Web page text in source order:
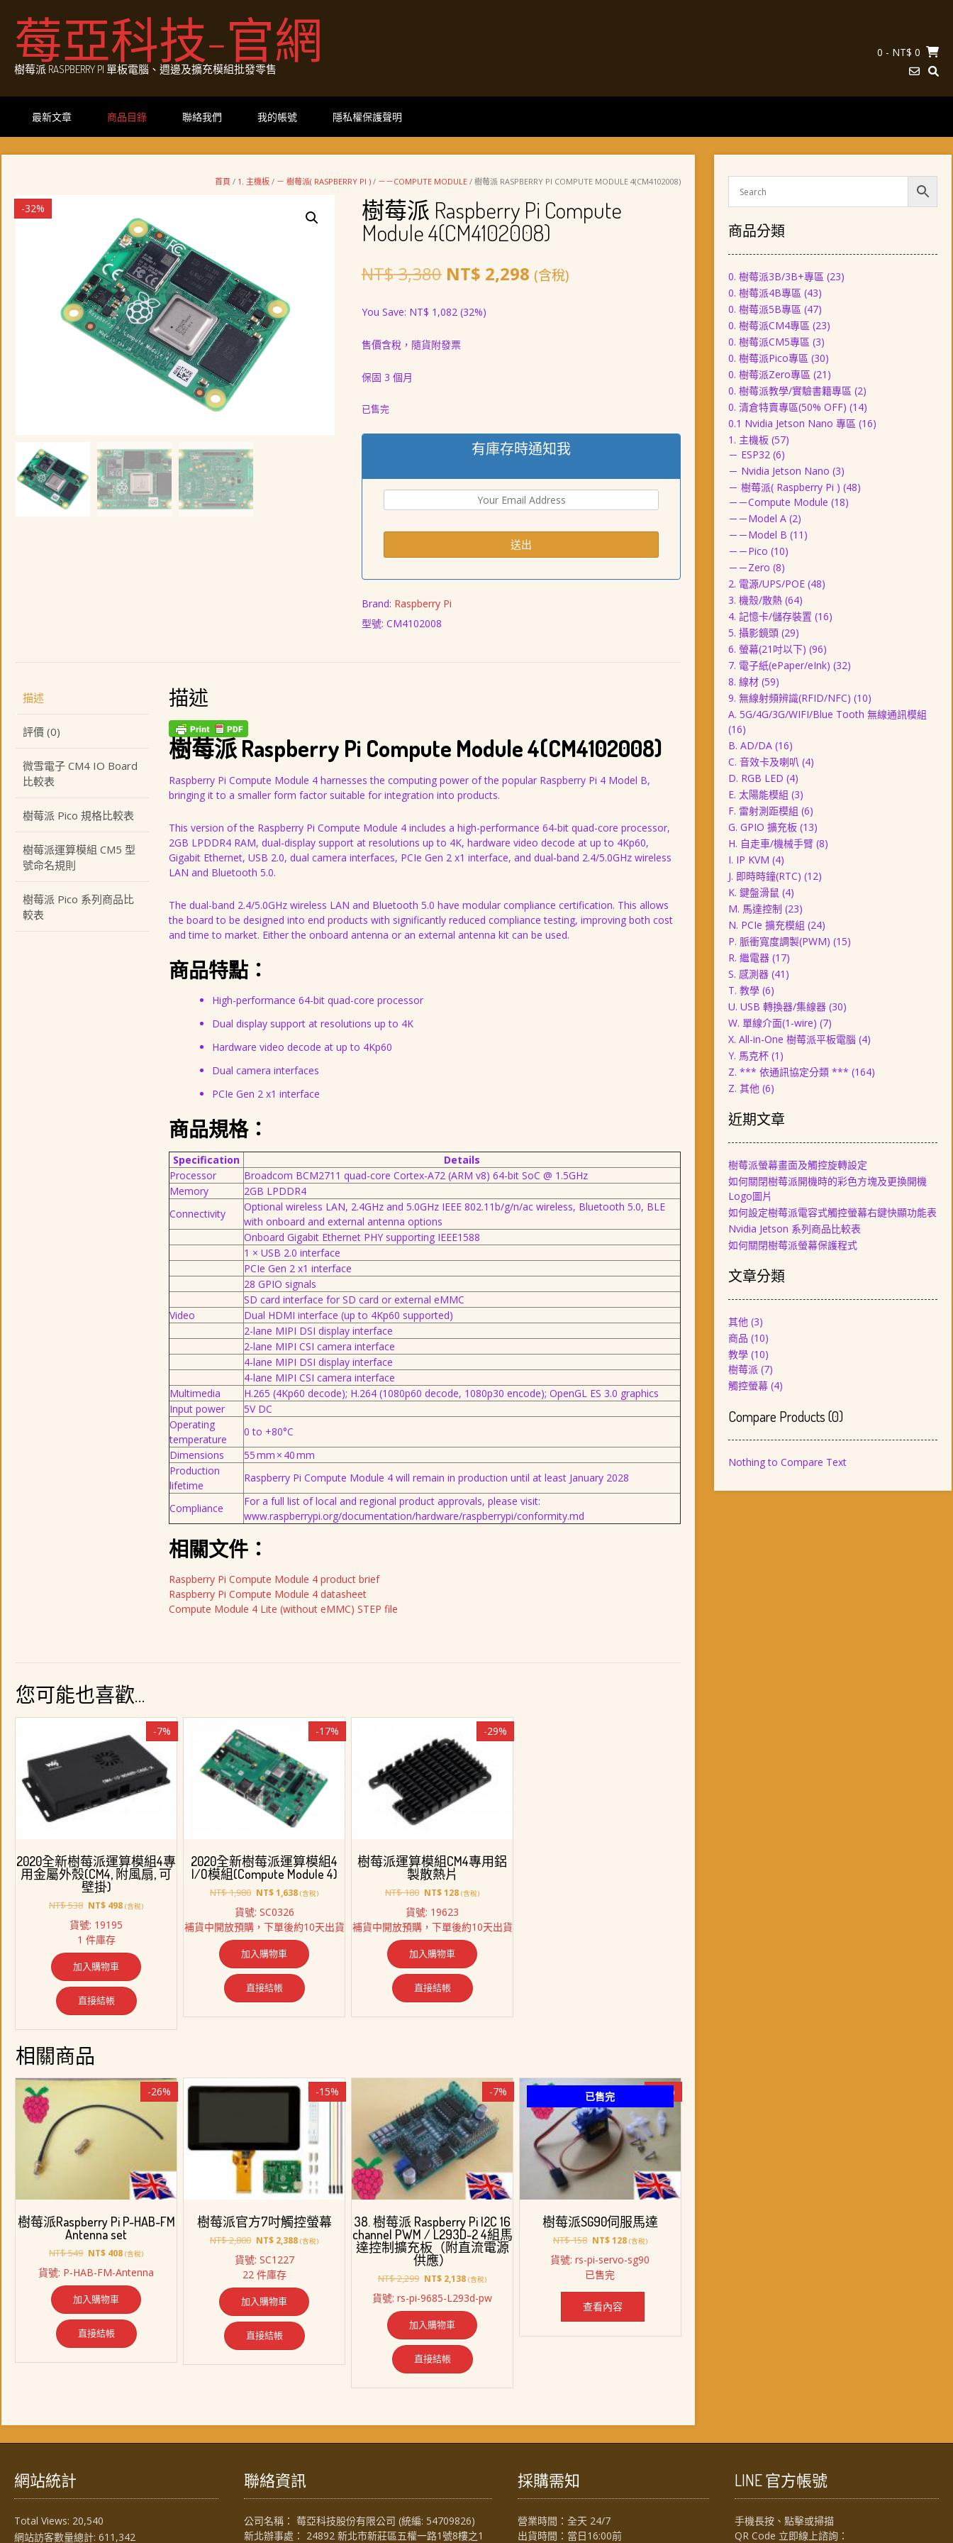
content莓亞科技-官網
樹莓派 RASPBERRY PI 單板電腦、週邊及擴充模組批發零售
0 - NT$ 0
最新文章 商品目錄 聯絡我們 我的帳號 隱私權保護聲明
首頁 / 1. 主機板 / － 樹莓派( RASPBERRY PI ) / －－COMPUTE MODULE / 樹莓派 RASPBERRY PI COMPUTE MODULE 4(CM4102008)
-32% 樹莓派 Raspberry Pi Compute
Module 4(CM4102008)
NT$3,380 原
價
格：
NT$ 2,298目
(含稅)
You Save: NT$ 1,082(32%)
售價含稅，隨貨附發票
保固 3 個月
已售完
有庫存時通知我
Brand: Raspberry Pi
型號: CM4102008
描述
評價 (0)
微雪電子 CM4 IO Board
比較表
樹莓派 Pico 規格比較表
樹莓派運算模組 CM5 型
號命名規則
樹莓派 Pico 系列商品比
較表
描述
樹莓派 Raspberry Pi Compute Module 4(CM4102008)
Raspberry Pi Compute Module 4 harnesses the computing power of the popular Raspberry Pi 4 Model B,
bringing it to a smaller form factor suitable for integration into products.
This version of the Raspberry Pi Compute Module 4 includes a high-performance 64-bit quad-core processor,
2GB LPDDR4 RAM, dual-display support at resolutions up to 4K, hardware video decode at up to 4Kp60,
Gigabit Ethernet, USB 2.0, dual camera interfaces, PCIe Gen 2 x1 interface, and dual-band 2.4/5.0GHz wireless
LAN and Bluetooth 5.0.
The dual-band 2.4/5.0GHz wireless LAN and Bluetooth 5.0 have modular compliance certification. This allows
the board to be designed into end products with significantly reduced compliance testing, improving both cost
and time to market. Either the onboard antenna or an external antenna kit can be used.
商品特點：
High-performance 64-bit quad-core processor
Dual display support at resolutions up to 4K
Hardware video decode at up to 4Kp60
Dual camera interfaces
PCIe Gen 2 x1 interface
商品規格：
Specification
Details
Processor
Broadcom BCM2711 quad-core Cortex-A72 (ARM v8) 64-bit SoC @ 1.5GHz
Memory
2GB LPDDR4
Connectivity
Optional wireless LAN, 2.4GHz and 5.0GHz IEEE 802.11b/g/n/ac wireless, Bluetooth 5.0, BLE
with onboard and external antenna options
Onboard Gigabit Ethernet PHY supporting IEEE1588
1 × USB 2.0 interface
PCIe Gen 2 x1 interface
28 GPIO signals
SD card interface for SD card or external eMMC
Video
Dual HDMI interface (up to 4Kp60 supported)
2-lane MIPI DSI display interface
2-lane MIPI CSI camera interface
4-lane MIPI DSI display interface
4-lane MIPI CSI camera interface
Multimedia
H.265 (4Kp60 decode); H.264 (1080p60 decode, 1080p30 encode); OpenGL ES 3.0 graphics
Input power
5V DC
Operating
temperature
0 to +80°C
Dimensions
55 mm × 40 mm
Production
lifetime
Raspberry Pi Compute Module 4 will remain in production until at least January 2028
Compliance
For a full list of local and regional product approvals, please visit:
www.raspberrypi.org/documentation/hardware/raspberrypi/conformity.md
相關文件：
Raspberry Pi Compute Module 4 product brief
Raspberry Pi Compute Module 4 datasheet
Compute Module 4 Lite (without eMMC) STEP file
您可能也喜歡…
-7%
2020全新樹莓派運算模組4專
用金屬外殼(CM4, 附風扇, 可
壁掛)
NT$538 原
價
格：
NT$ 538。
NT$ 498目
NT$ 498。
(含稅)
貨號: 19195
1 件庫存
加入購物車
直接結帳
-17%
2020全新樹莓派運算模組4
I/O模組(Compute Module 4)
NT$1,980 原
價
格：
NT$ 1,980。
NT$1,638目
格：
NT$ 1,638。
(含稅)
貨號: SC0326
補貨中開放預購，下單後約10天出貨
加入購物車
直接結帳
-29%
樹莓派運算模組CM4專用鋁
製散熱片
NT$180 原
價
格：
NT$ 180。
NT$128目
格：
NT$ 128。
(含稅)
貨號: 19623
補貨中開放預購，下單後約10天出貨
加入購物車
直接結帳
相關商品
-26%
樹莓派Raspberry Pi P-HAB-FM
Antenna set
NT$549 原
價
NT$ 549。
NT$ 408目
價
格：
NT$ 408。
(含稅)
貨號: P-HAB-FM-Antenna
加入購物車
直接結帳
-15%
樹莓派官方7吋觸控螢幕
NT$2,800 原
價
格：
NT$ 2,800。
NT$ 2,388目
NT$ 2,388。
(含稅)
貨號: SC1227
22 件庫存
加入購物車
直接結帳
-7%
38. 樹莓派 Raspberry Pi I2C 16
channel PWM / L293D-2 4組馬
達控制擴充板（附直流電源
供應）
NT$2,299 原
價
NT$ 2,299。
NT$ 2,138目
價
格：
NT$ 2,138。
(含稅)
貨號: rs-pi-9685-L293d-pw
加入購物車
直接結帳
已售完 -19%
樹莓派SG90伺服馬達
NT$158 原
價
格：
NT$ 158。
NT$128目
價
NT$ 128。
(含稅)
貨號: rs-pi-servo-sg90
已售完
查看內容
商品分類
0. 樹莓派3B/3B+專區 (23)
0. 樹莓派4B專區 (43)
0. 樹莓派5B專區 (47)
0. 樹莓派CM4專區 (23)
0. 樹莓派CM5專區 (3)
0. 樹莓派Pico專區 (30)
0. 樹莓派Zero專區 (21)
0. 樹莓派教學/實驗書籍專區 (2)
0. 清倉特賣專區(50% OFF) (14)
0.1 Nvidia Jetson Nano 專區 (16)
1. 主機板 (57)
－ ESP32 (6)
－ Nvidia Jetson Nano (3)
－ 樹莓派( Raspberry Pi ) (48)
－－Compute Module (18)
－－Model A (2)
－－Model B (11)
－－Pico (10)
－－Zero (8)
2. 電源/UPS/POE (48)
3. 機殼/散熱 (64)
4. 記憶卡/儲存裝置 (16)
5. 攝影鏡頭 (29)
6. 螢幕(21吋以下) (96)
7. 電子紙(ePaper/eInk) (32)
8. 線材 (59)
9. 無線射頻辨識(RFID/NFC) (10)
A. 5G/4G/3G/WIFI/Blue Tooth 無線通訊模組
(16)
B. AD/DA (16)
C. 音效卡及喇叭 (4)
D. RGB LED (4)
E. 太陽能模組 (3)
F. 雷射測距模組 (6)
G. GPIO 擴充板 (13)
H. 自走車/機械手臂 (8)
I. IP KVM (4)
J. 即時時鐘(RTC) (12)
K. 鍵盤滑鼠 (4)
M. 馬達控制 (23)
N. PCIe 擴充模組 (24)
P. 脈衝寬度調製(PWM) (15)
R. 繼電器 (17)
S. 感測器 (41)
T. 教學 (6)
U. USB 轉換器/集線器 (30)
W. 單線介面(1-wire) (7)
X. All-in-One 樹莓派平板電腦 (4)
Y. 馬克杯 (1)
Z. *** 依通訊協定分類 *** (164)
Z. 其他 (6)
近期文章
樹莓派螢幕畫面及觸控旋轉設定
如何關閉樹莓派開機時的彩色方塊及更換開機
Logo圖片
如何設定樹莓派電容式觸控螢幕右鍵快顯功能表
Nvidia Jetson 系列商品比較表
如何關閉樹莓派螢幕保護程式
文章分類
其他(3)
商品 (10)
教學(10)
樹莓派(7)
觸控螢幕(4)
Compare Products(0)
Nothing to Compare Text
網站統計
Total Views: 20,540
網站訪客數量總計: 611,342
聯絡資訊
公司名稱： 莓亞科技股份有限公司 (統編: 54709826)
新北辦事處： 24892 新北市新莊區五權一路1號8樓之1
採購需知
營業時間：全天 24/7
出貨時間：當日16:00前
LINE 官方帳號
手機長按、點擊或掃描
QR Code 立即線上諮詢：